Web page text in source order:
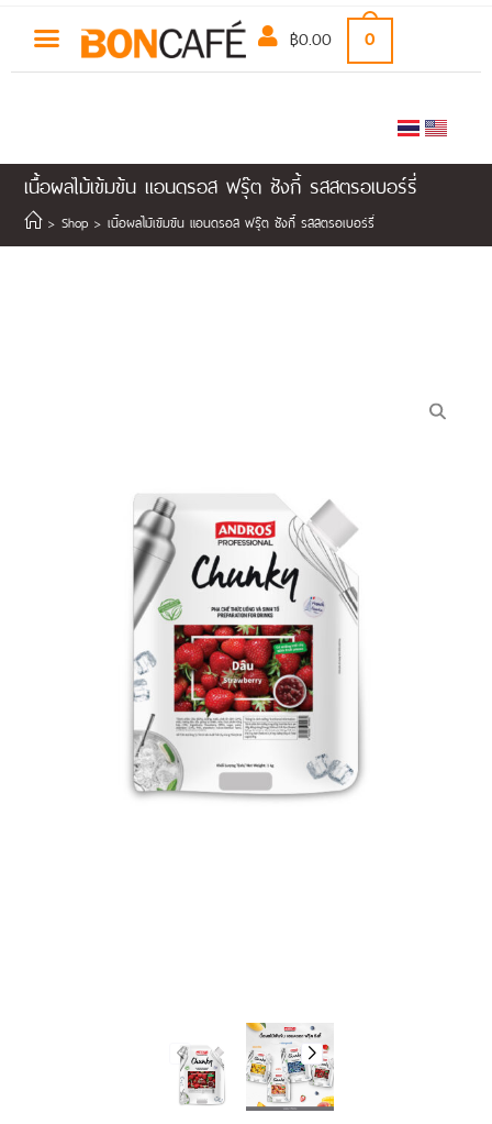
฿0.00 0
เนื้อผลไม้เข้มข้น แอนดรอส ฟรุ๊ต ชังกี้ รสสตรอเบอร์รี่
> Shop > เนื้อผลไม้เข้มข้น แอนดรอส ฟรุ๊ต ชังกี้ รสสตรอเบอร์รี่